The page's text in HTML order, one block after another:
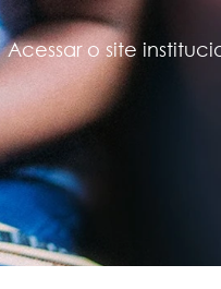
Acessar o site